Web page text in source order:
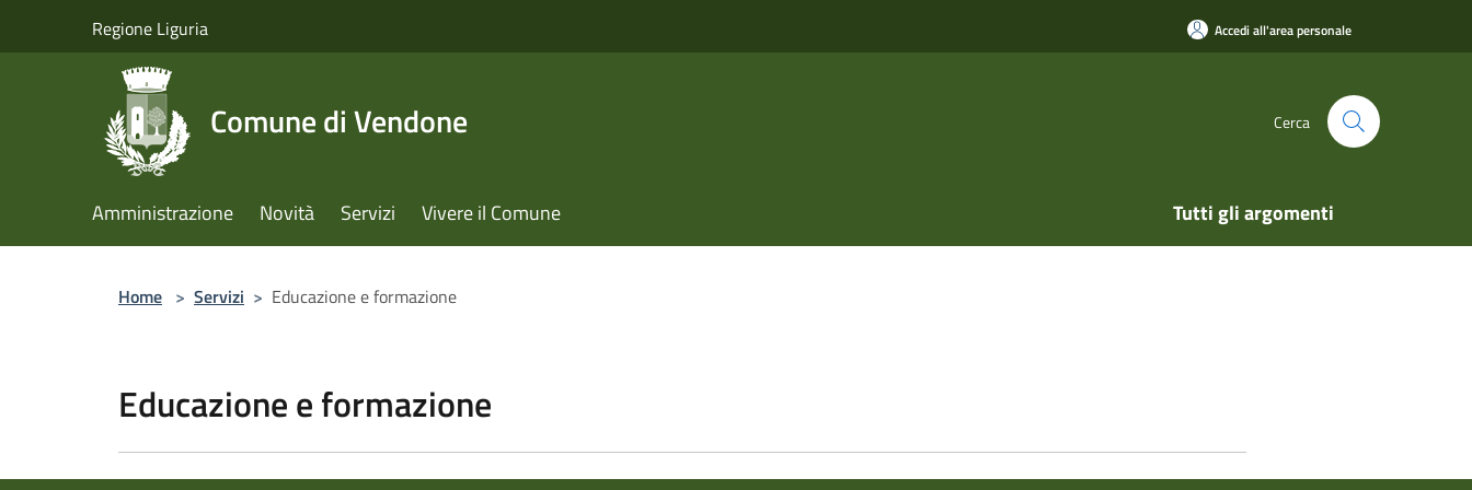
Regione Liguria Accedi all'area personale
Comune di Vendone Cerca
Amministrazione Novità Servizi Vivere il Comune Tutti gli argomenti
Home > Servizi > Educazione e formazione
Educazione e formazione